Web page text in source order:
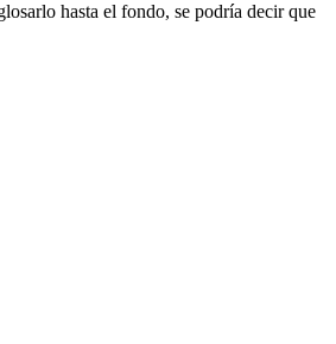
hasta el fondo, se podría decir que